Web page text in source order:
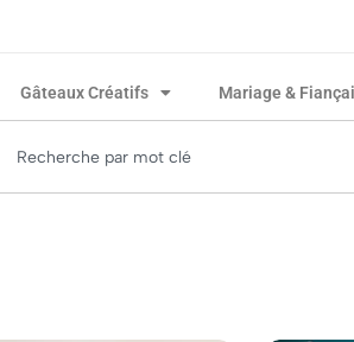
Gâteaux Créatifs Mariage &